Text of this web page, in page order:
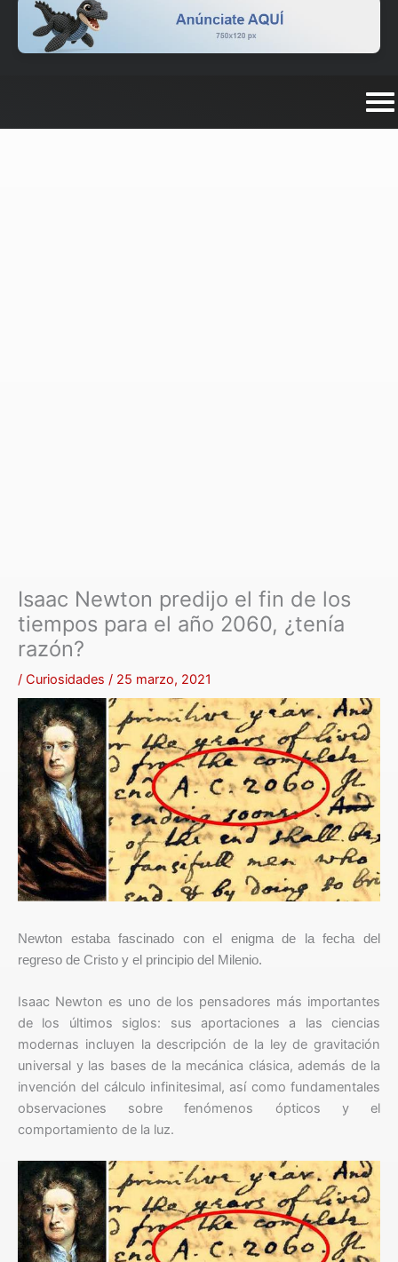
Isaac Newton predijo el fin de los
tiempos para el año 2060, ¿tenía
razón?
/ Curiosidades / 25 marzo, 2021
Newton estaba fascinado con el enigma de la fecha del
regreso de Cristo y el principio del Milenio.
Isaac Newton es uno de los pensadores más importantes
de los últimos siglos: sus aportaciones a las ciencias
modernas incluyen la descripción de la ley de gravitación
universal y las bases de la mecánica clásica, además de la
invención del cálculo infinitesimal, así como fundamentales
observaciones sobre fenómenos ópticos y el
comportamiento de la luz.